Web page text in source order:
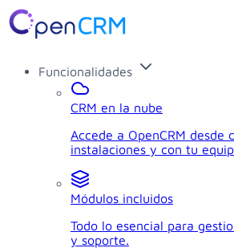
Funcionalidades
CRM en la nube
Accede a OpenCRM desde
instalaciones y con tu
Módulos incluidos
Todo lo esencial para
y soporte.